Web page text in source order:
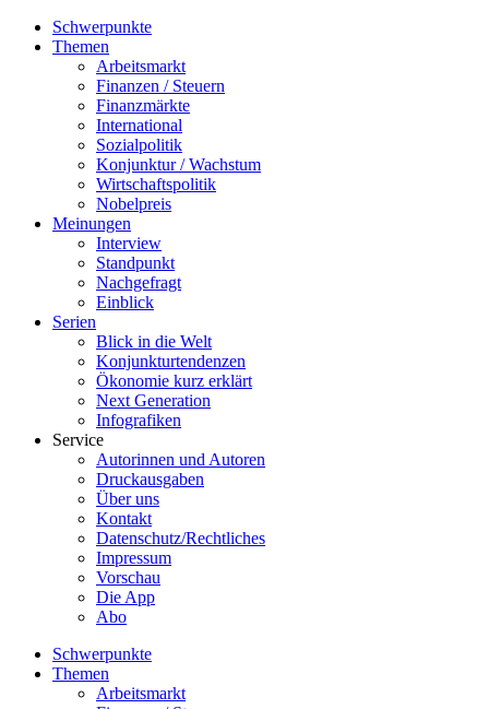
Schwerpunkte
Themen
Arbeitsmarkt
Finanzen / Steuern
Finanzmärkte
International
Sozialpolitik
Konjunktur / Wachstum
Wirtschaftspolitik
Nobelpreis
Meinungen
Interview
Standpunkt
Nachgefragt
Einblick
Serien
Blick in die Welt
Konjunkturtendenzen
Ökonomie kurz erklärt
Next Generation
Infografiken
Service
Autorinnen und Autoren
Druckausgaben
Über uns
Kontakt
Datenschutz/Rechtliches
Impressum
Vorschau
Die App
Abo
Schwerpunkte
Themen
Arbeitsmarkt